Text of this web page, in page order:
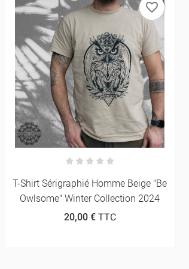
T-Shirt Sérigraphié Homme Beige "Be
Owlsome" Winter Collection 2024
20,00 €TTC
favorite_border